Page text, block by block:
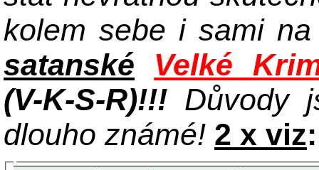
kolem sebe i sami
satanské
Velké
(V-K-S-R)!!! Důvody
dlouho známé! 2 x viz: